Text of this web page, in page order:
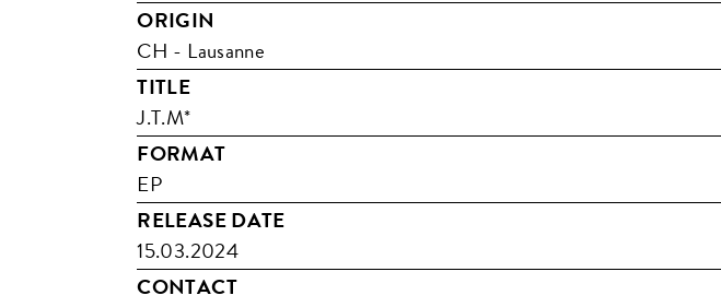
ORIGIN
CH - Lausanne
TITLE
J.T.M*
FORMAT
EP
RELEASE DATE
15.03.2024
CONTACT